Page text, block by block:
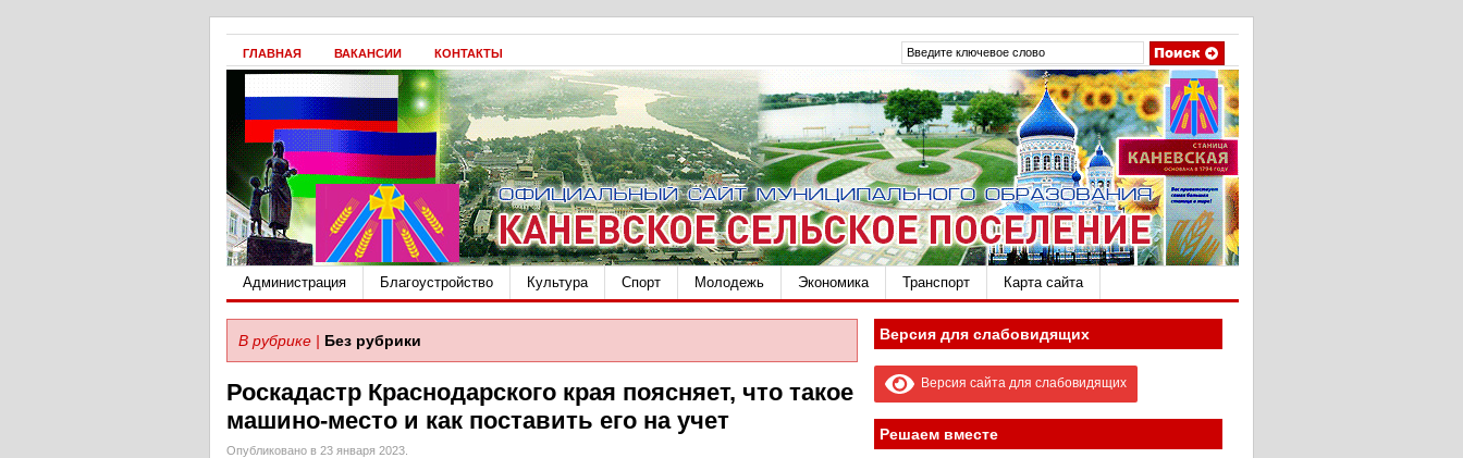
ГЛАВНАЯ ВАКАНСИИ КОНТАКТЫ
Администрация Благоустройство Культура Спорт Молодежь Экономика Транспорт Карта сайта
В рубрике | Без рубрики
Роскадастр Краснодарского края поясняет, что такое
машино-место и как поставить его на учет
Опубликовано в 23 января 2023.
Версия для слабовидящих
Версия сайта для слабовидящих
Решаем вместе